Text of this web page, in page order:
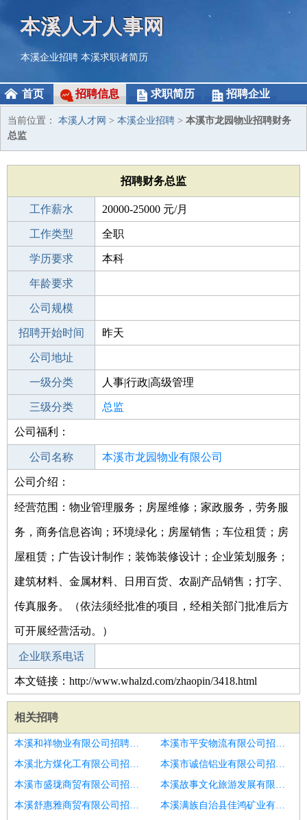
本溪人才人事网
本溪企业招聘 本溪求职者简历
首页 招聘信息 求职简历 招聘企业
当前位置： 本溪人才网 > 本溪企业招聘 > 本溪市龙园物业招聘财务
总监
招聘财务总监
工作薪水 20000-25000 元/月
招聘人数 1人
工作类型 全职
性别要求 -
学历要求 本科
工作经验
年龄要求
工作地点
公司规模
公司电话
招聘开始时间 昨天
招聘结束时间
公司地址
一级分类 人事|行政|高级管理
二级分类 高级管理
三级分类 总监
其他行业
公司福利：
公司名称 本溪市龙园物业有限公司
公司类型
公司介绍：
经营范围：物业管理服务；房屋维修；家政服务，劳务服
务，商务信息咨询；环境绿化；房屋销售；车位租赁；房
屋租赁；广告设计制作；装饰装修设计；企业策划服务；
建筑材料、金属材料、日用百货、农副产品销售；打字、
传真服务。（依法须经批准的项目，经相关部门批准后方
可开展经营活动。）
企业联系电话
本文链接：http://www.whalzd.com/zhaopin/3418.html
相关招聘
本溪和祥物业有限公司招聘水利总监
本溪市平安物流有限公司招聘采购总监
本溪北方煤化工有限公司招聘审计部总监
本溪市诚信铝业有限公司招聘项目设计总监
本溪市盛珑商贸有限公司招聘管理中心总监
本溪故事文化旅游发展有限公司招聘生产总监
本溪舒惠雅商贸有限公司招聘财务总监
本溪满族自治县佳鸿矿业有限责任公司招聘小吃连锁加盟运营经理